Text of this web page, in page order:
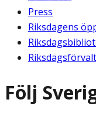
Press
Riksdagens
Följ